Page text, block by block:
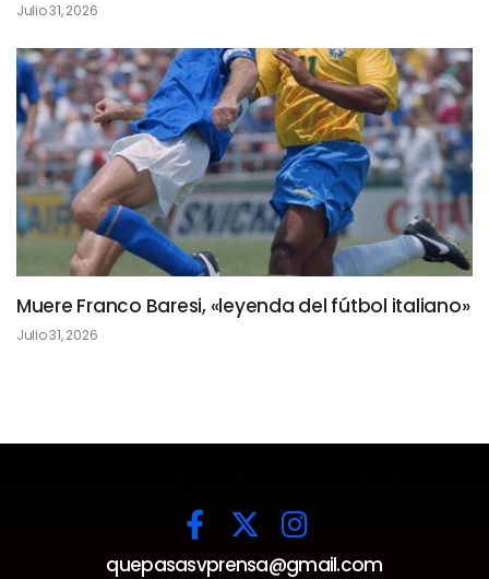
Julio 31, 2026
Muere Franco Baresi, «leyenda del fútbol italiano»
Julio 31, 2026
quepasasvprensa@gmail.com